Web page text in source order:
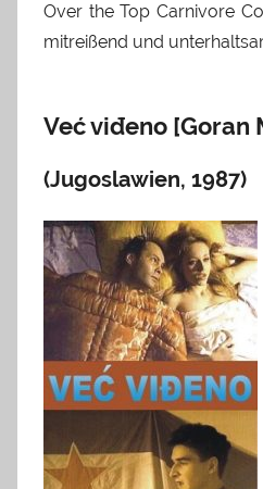
Over the Top Carnivore
mitreißend und
Već viđeno [Goran
(Jugoslawien, 1987)